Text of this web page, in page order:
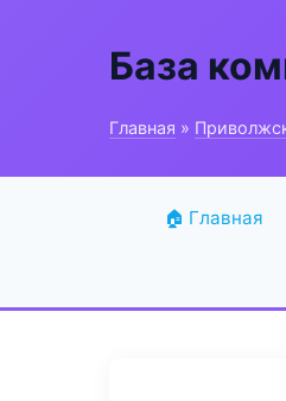
База
Главная »
🏠 Главная